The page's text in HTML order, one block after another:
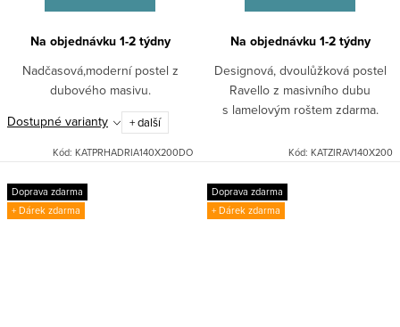
Na objednávku 1-2 týdny
Nadčasová,moderní postel z
dubového masivu.
Dostupné varianty
+ další
Kód: KATPRHADRIA140X200DO
Na objednávku 1-2 týdny
Designová, dvoulůžková postel
Ravello z masivního dubu
s lamelovým roštem zdarma.
Kód: KATZIRAV140X200
Doprava zdarma
+ Dárek zdarma
Doprava zdarma
+ Dárek zdarma